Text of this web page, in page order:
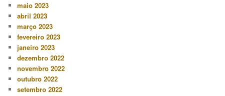
maio 2023
abril 2023
março 2023
fevereiro 2023
janeiro 2023
dezembro 2022
novembro 2022
outubro 2022
setembro 2022